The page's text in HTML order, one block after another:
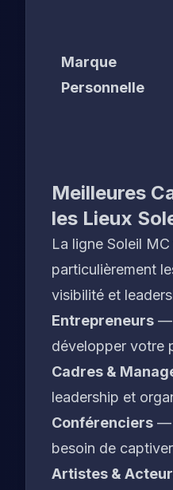
Marque
Personnelle
Meilleures
les Lieux
La ligne Soleil
particulièrement
visibilité et
Entrepreneurs —
développer votre
Cadres &
leadership et
Conférenciers —
besoin de
Artistes &